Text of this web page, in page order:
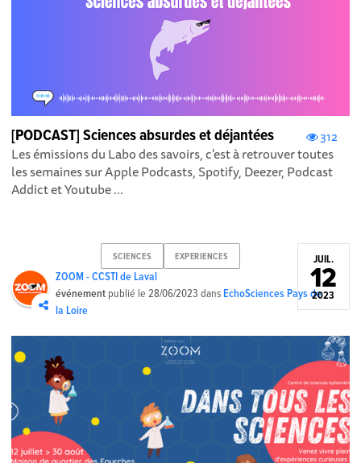
312
[PODCAST] Sciences absurdes et déjantées
Les émissions du Labo des savoirs, c'est à retrouver toutes
les semaines sur Apple Podcasts , Spotify , Deezer , Podcast
Addict et Youtube ...
SCIENCES EXPERIENCES
ZOOM - CCSTI de Laval
événement publié le28/06/2023 dansEchoSciences Pays de
la Loire
JUIL.
12
2023